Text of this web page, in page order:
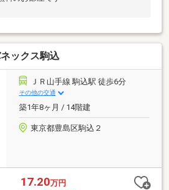
ックス駒込
ＪＲ山手線 駒込駅 徒歩6分
その他の交通
築1年8ヶ月 / 14階建
東京都豊島区駒込２
17.20万円